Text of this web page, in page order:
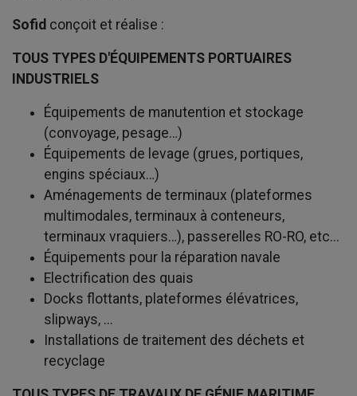
Sofid conçoit et réalise :
TOUS TYPES D'ÉQUIPEMENTS PORTUAIRES
INDUSTRIELS
Équipements de manutention et stockage
(convoyage, pesage…)
Équipements de levage (grues, portiques,
engins spéciaux…)
Aménagements de terminaux (plateformes
multimodales, terminaux à conteneurs,
terminaux vraquiers…), passerelles RO-RO, etc...
Équipements pour la réparation navale
Electrification des quais
Docks flottants, plateformes élévatrices,
slipways, ...
Installations de traitement des déchets et
recyclage